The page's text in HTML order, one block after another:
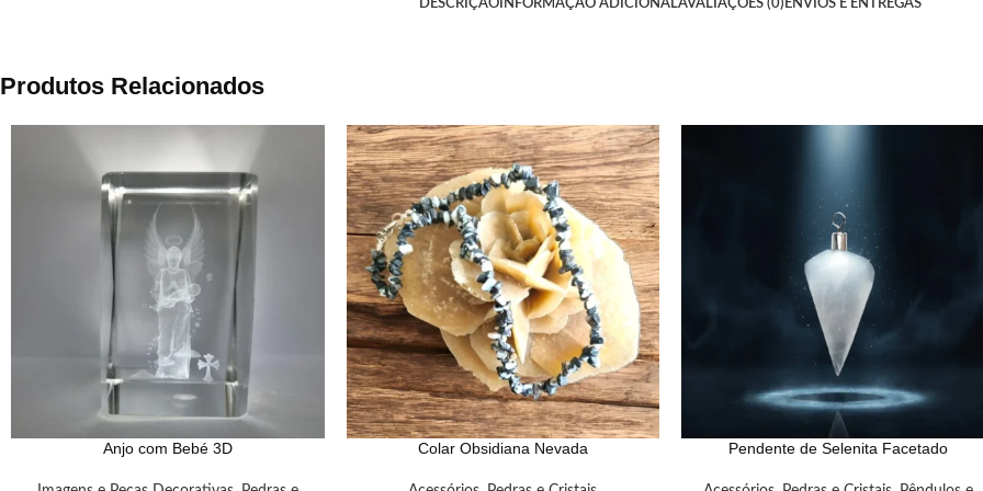
DESCRIÇÃO INFORMAÇÃO ADICIONALAVALIAÇÕES (0) ENVIOS E ENTREGAS
Produtos Relacionados
Anjo com Bebé 3D Colar Obsidiana Nevada Pendente de Selenita Facetado